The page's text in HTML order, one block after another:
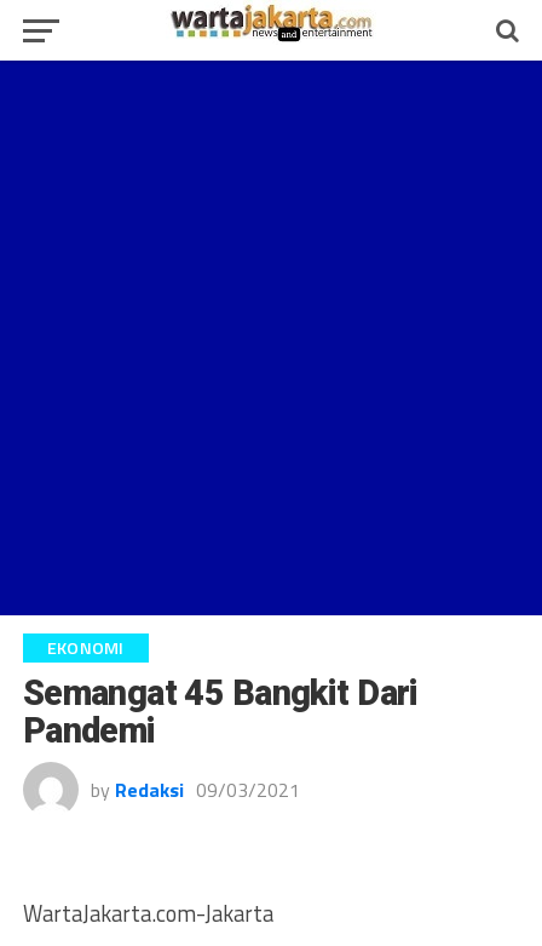
EKONOMI
Semangat 45 Bangkit Dari
Pandemi
by Redaksi 09/03/2021
WartaJakarta.com-Jakarta